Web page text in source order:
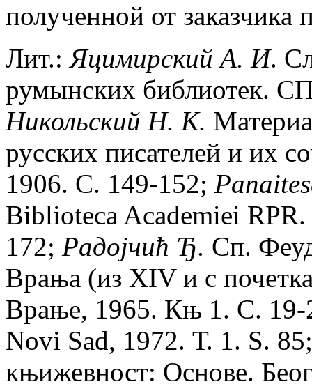
полученной от заказчика
Лит.:Яцимирский А. И.
румынских библиотек.
Никольский Н. К.
русских писателей и их
1906. С. 149-152;
Biblioteca Academiei
172; Paдоjчић Ђ. Сп.
Врања (из XIV и с
Врање, 1965. Књ 1. С. 19-
Novi Sad, 1972. Т. 1. S.
књижевност: Основе.